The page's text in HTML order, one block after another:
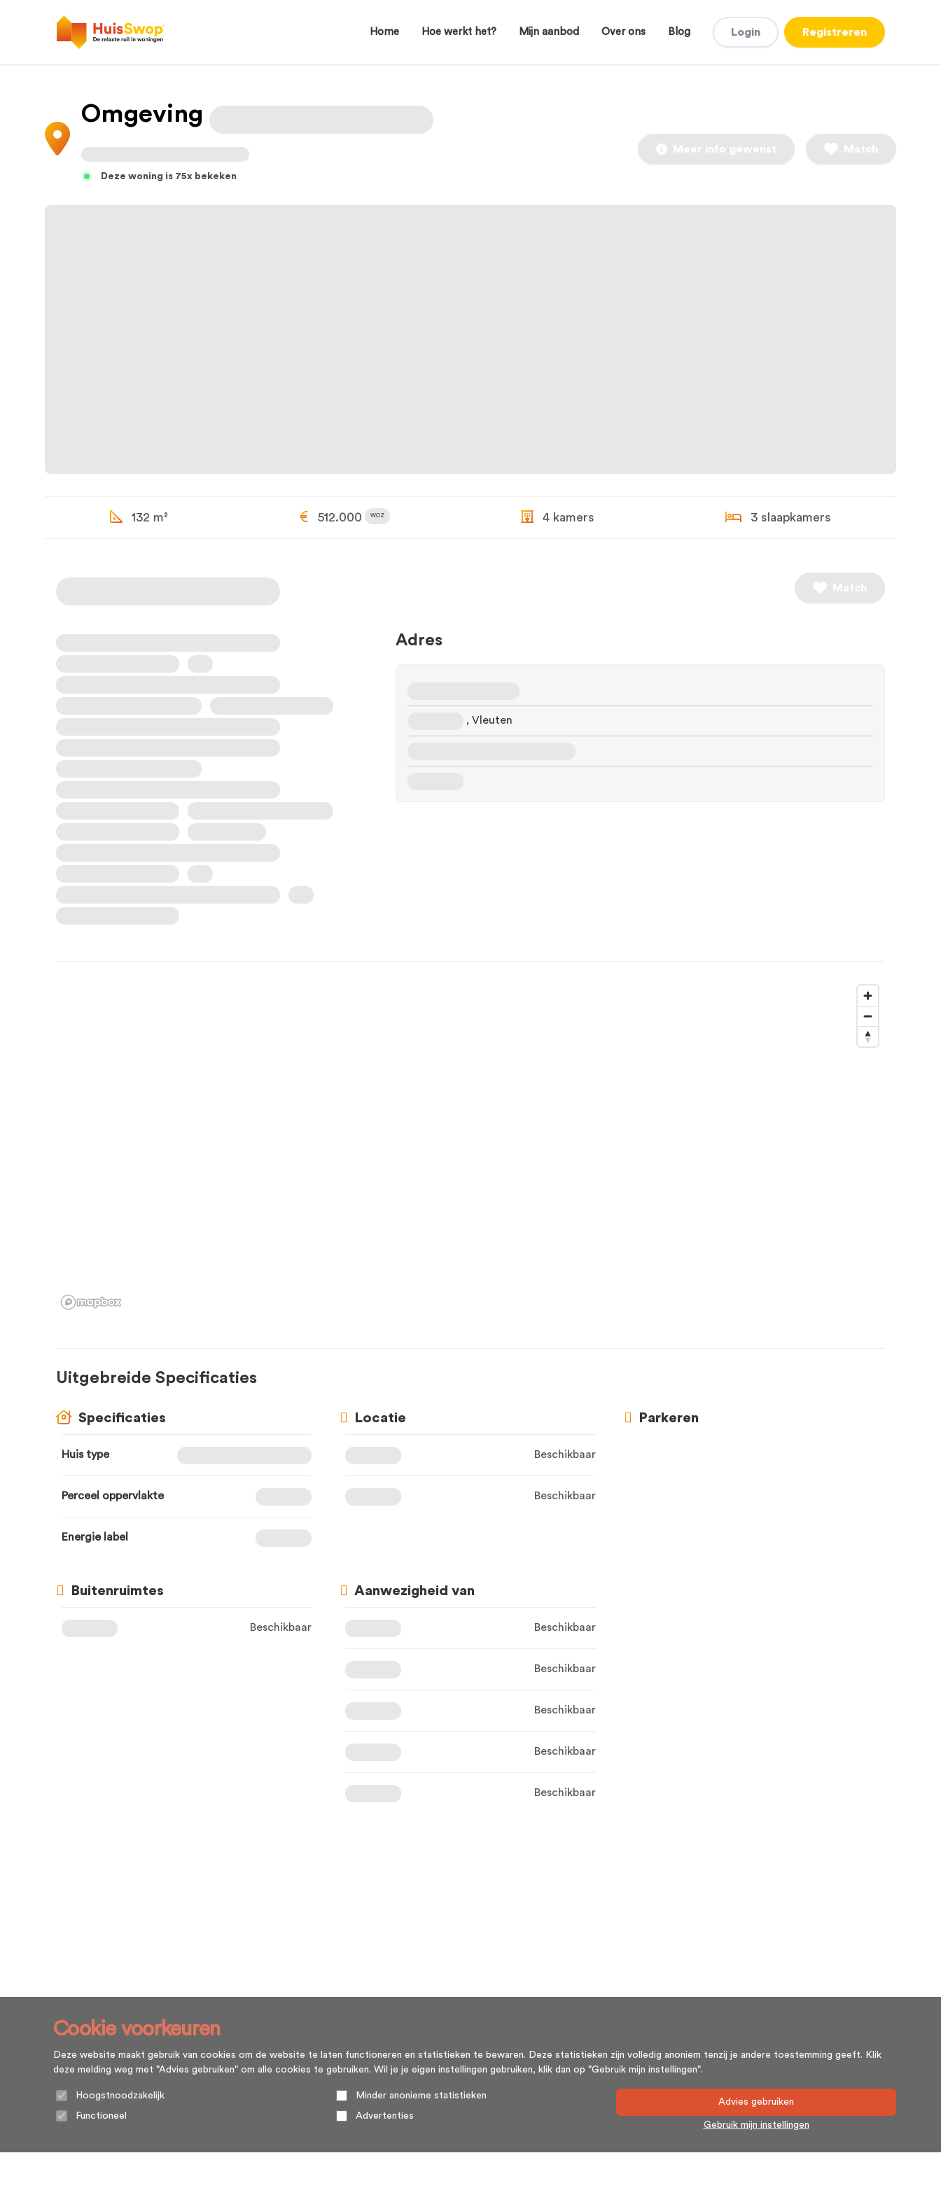
Home Hoe werkt het? Mijn aanbod Over ons Blog Login Registreren
Omgeving
Deze woning is 75x bekeken
Meer info gewenst Match
132 m² 512.000 WOZ 4 kamers 3 slaapkamers
Match
Adres
, Vleuten
Uitgebreide Specificaties
Specificaties
Huis type
Perceel oppervlakte
Energie label
Locatie
Beschikbaar
Beschikbaar
Parkeren
Buitenruimtes
Beschikbaar
Aanwezigheid van
Beschikbaar
Beschikbaar
Beschikbaar
Beschikbaar
Beschikbaar
Cookie voorkeuren
Deze website maakt gebruik van cookies om de website te laten functioneren en statistieken te bewaren. Deze statistieken zijn volledig anoniem tenzij je andere toestemming geeft. Klik
deze melding weg met "Advies gebruiken" om alle cookies te gebruiken. Wil je je eigen instellingen gebruiken, klik dan op "Gebruik mijn instellingen".
Hoogstnoodzakelijk
Functioneel
Minder anonieme statistieken
Advertenties
Advies gebruiken
Gebruik mijn instellingen